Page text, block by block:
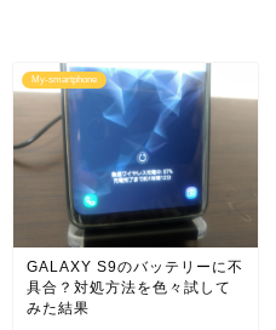
My-smartphone
GALAXY S9のバッテリーに不
具合？対処方法を色々試して
みた結果